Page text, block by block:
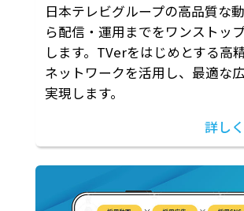
日本テレビグループの高品質な
ら配信・運用までをワンストッ
します。TVerをはじめとする高
ネットワークを活用し、最適な
実現します。
詳し